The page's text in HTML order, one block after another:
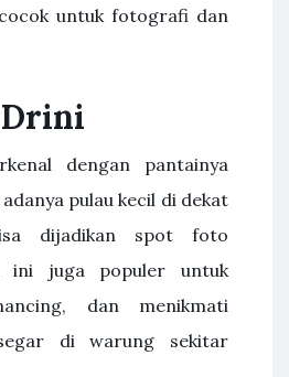
untuk fotografi dan
dengan pantainya
pulau kecil di dekat
dijadikan spot foto
ini juga populer untuk
dan menikmati
di warung sekitar